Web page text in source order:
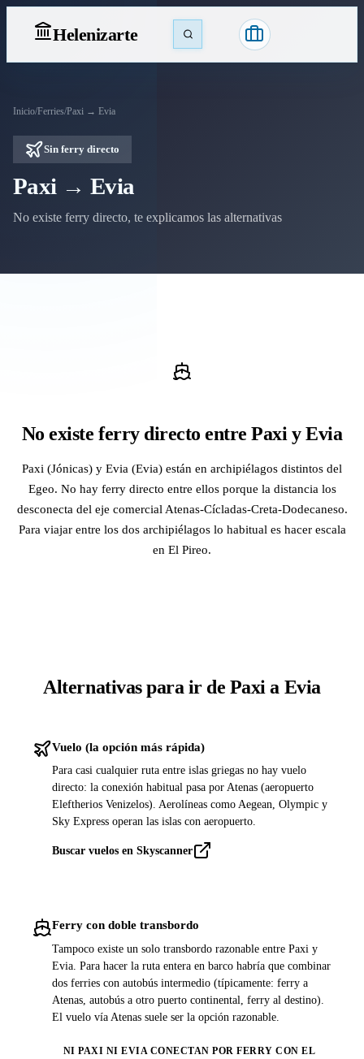
Helenizarte
Inicio/Ferries/Paxi → Evia
Sin ferry directo
Paxi → Evia
No existe ferry directo, te explicamos las alternativas
No existe ferry directo entre Paxi y Evia
Paxi (Jónicas) y Evia (Evia) están en archipiélagos distintos del
Egeo. No hay ferry directo entre ellos porque la distancia los
desconecta del eje comercial Atenas-Cícladas-Creta-Dodecaneso.
Para viajar entre los dos archipiélagos lo habitual es hacer escala
en El Pireo.
Alternativas para ir de Paxi a Evia
Vuelo (la opción más rápida)
Para casi cualquier ruta entre islas griegas no hay vuelo
directo: la conexión habitual pasa por Atenas (aeropuerto
Eleftherios Venizelos). Aerolíneas como Aegean, Olympic y
Sky Express operan las islas con aeropuerto.
Buscar vuelos en Skyscanner
Ferry con doble transbordo
Tampoco existe un solo transbordo razonable entre Paxi y
Evia. Para hacer la ruta entera en barco habría que combinar
dos ferries con autobús intermedio (típicamente: ferry a
Atenas, autobús a otro puerto continental, ferry al destino).
El vuelo vía Atenas suele ser la opción razonable.
NI PAXI NI EVIA CONECTAN POR FERRY CON EL